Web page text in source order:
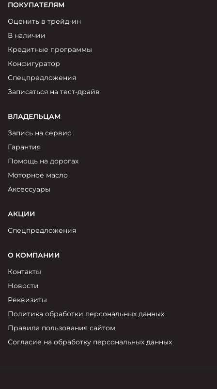
ПОКУПАТЕЛЯМ
Оценить в трейд-ин
В наличии
Кредитные программы
Конфигуратор
Спецпредложения
Записаться на тест-драйв
ВЛАДЕЛЬЦАМ
Запись на сервис
Гарантия
Помощь на дорогах
Моторное масло
Аксессуары
АКЦИИ
Спецпредложения
О КОМПАНИИ
Контакты
Новости
Реквизиты
Политика обработки персональных данных
Правила пользования сайтом
Согласие на обработку персональных данных